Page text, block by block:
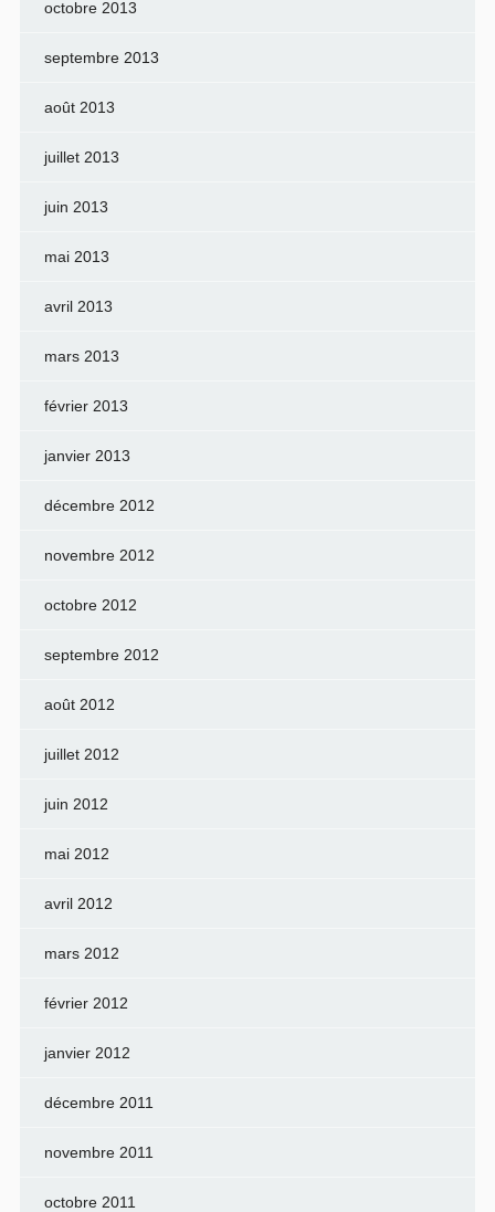
octobre 2013
septembre 2013
août 2013
juillet 2013
juin 2013
mai 2013
avril 2013
mars 2013
février 2013
janvier 2013
décembre 2012
novembre 2012
octobre 2012
septembre 2012
août 2012
juillet 2012
juin 2012
mai 2012
avril 2012
mars 2012
février 2012
janvier 2012
décembre 2011
novembre 2011
octobre 2011